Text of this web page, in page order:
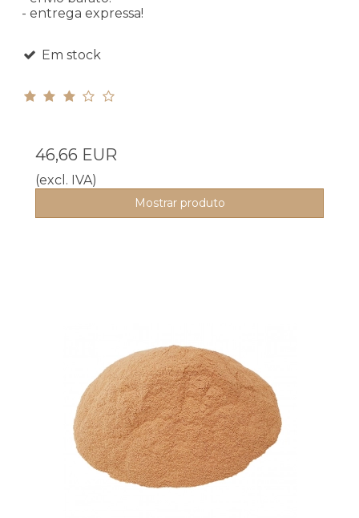
- entrega expressa!
Em stock
46,66 EUR
(excl. IVA)
Mostrar produto